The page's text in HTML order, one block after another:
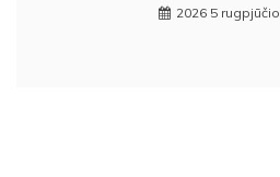
2026 5 rugpjūčio